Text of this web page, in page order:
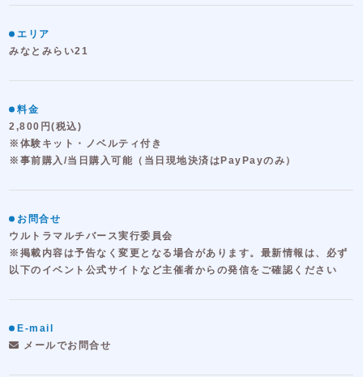
エリア
みなとみらい21
料金
2,800円(税込)
※体験キット・ノベルティ付き
※事前購入/当日購入可能（当日現地決済はPayPayのみ）
お問合せ
ウルトラマルチバース実行委員会
※掲載内容は予告なく変更となる場合があります。最新情報は、必ず
以下のイベント公式サイトなど主催者からの発信をご確認ください
E-mail
メールでお問合せ